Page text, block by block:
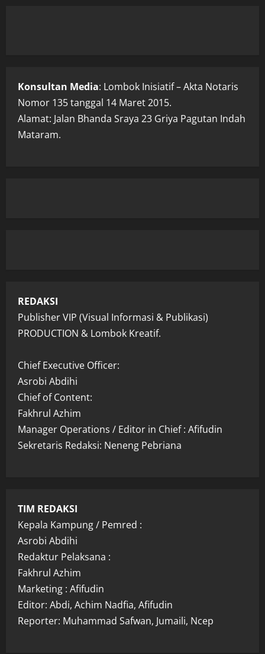
Konsultan Media: Lombok Inisiatif – Akta Notaris
Nomor 135 tanggal 14 Maret 2015.
Alamat: Jalan Bhanda Sraya 23 Griya Pagutan Indah
Mataram.
REDAKSI
Publisher VIP (Visual Informasi & Publikasi)
PRODUCTION & Lombok Kreatif.
Chief Executive Officer:
Asrobi Abdihi
Chief of Content:
Fakhrul Azhim
Manager Operations / Editor in Chief : Afifudin
Sekretaris Redaksi: Neneng Pebriana
TIM REDAKSI
Kepala Kampung / Pemred :
Asrobi Abdihi
Redaktur Pelaksana :
Fakhrul Azhim
Marketing : Afifudin
Editor: Abdi, Achim Nadfia, Afifudin
Reporter: Muhammad Safwan, Jumaili, Ncep